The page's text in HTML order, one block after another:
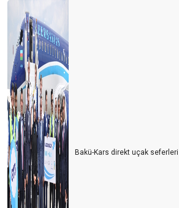
Bakü-Kars direkt uçak seferleri